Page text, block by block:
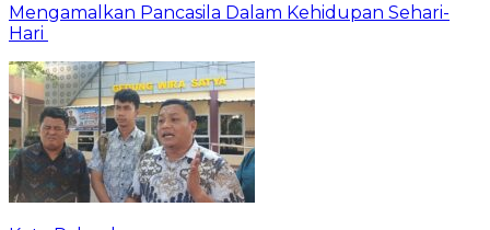
Mengamalkan Pancasila Dalam Kehidupan Sehari-
Hari